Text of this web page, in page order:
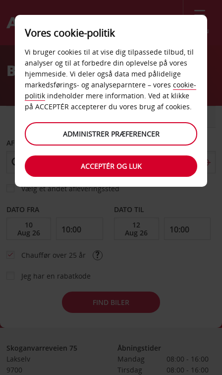
Menu
Welcome
AvisBilleje Lakselv
AFHENT FRA
Vælg et andet afleveringssted
DATO FRA DATO TIL
Chauffør over 25 år
Jeg har en rabatkode
FIND BILER
Skoganvarreveien 75
Lakselv
9700
Åbningstider
Mandag
08:00 - 16:00
Tirsdag
08:00 - 16:00
Vores cookie-politik
Vi bruger cookies til at vise dig tilpassede tilbud, til
analyser og til at forbedre din oplevelse på vores
hjemmeside. Vi deler også data med pålidelige
markedsførings- og analyseparntere – vores cookie-
politik indeholder mere information. Ved at klikke
på ACCEPTÉR accepterer du vores brug af cookies.
ADMINISTRER PRÆFERENCER
ACCEPTÉR OG LUK